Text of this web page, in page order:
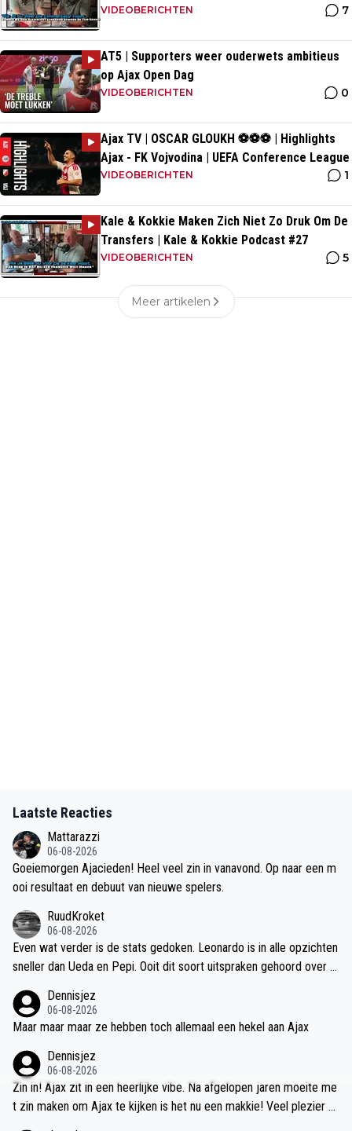
VIDEOBERICHTEN 7
AT5 | Supporters weer ouderwets ambitieus
op Ajax Open Dag
VIDEOBERICHTEN 0
Ajax TV | OSCAR GLOUKH ⚽️⚽️⚽️ | Highlights
Ajax - FK Vojvodina | UEFA Conference League
VIDEOBERICHTEN 1
Kale & Kokkie Maken Zich Niet Zo Druk Om De
Transfers | Kale & Kokkie Podcast #27
VIDEOBERICHTEN 5
Meer artikelen
Laatste Reacties
Mattarazzi
06-08-2026
Goeiemorgen Ajacieden! Heel veel zin in vanavond. Op naar een m
ooi resultaat en debuut van nieuwe spelers.
RuudKroket
06-08-2026
Even wat verder is de stats gedoken. Leonardo is in alle opzichten
sneller dan Ueda en Pepi. Ooit dit soort uitspraken gehoord over d
trum spits die ik zo gauw kon vinden die echt sneller is,is Haaland.
Ik denk dat ik me nu in ieder geval meer in de snelheid van Leonar
eft gedaan of gaat doen.
Dennisjez
06-08-2026
Maar maar maar ze hebben toch allemaal een hekel aan Ajax
Dennisjez
06-08-2026
Zin in! Ajax zit in een heerlijke vibe. Na afgelopen jaren moeite me
t zin maken om Ajax te kijken is het nu een makkie! Veel plezier va